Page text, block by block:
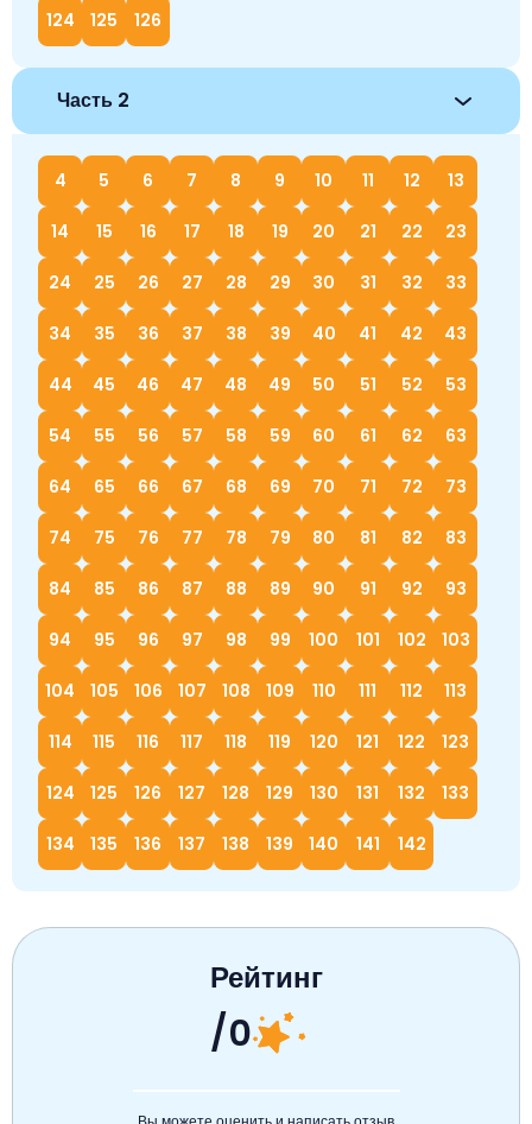
124 125 126
Часть 2
4 5 6 7 8 9 10 11 12 13
14 15 16 17 18 19 20 21 22 23
24 25 26 27 28 29 30 31 32 33
34 35 36 37 38 39 40 41 42 43
44 45 46 47 48 49 50 51 52 53
54 55 56 57 58 59 60 61 62 63
64 65 66 67 68 69 70 71 72 73
74 75 76 77 78 79 80 81 82 83
84 85 86 87 88 89 90 91 92 93
94 95 96 97 98 99 100 101 102 103
104 105 106 107 108 109 110 111 112 113
114 115 116 117 118 119 120 121 122 123
124 125 126 127 128 129 130 131 132 133
134 135 136 137 138 139 140 141 142
Рейтинг
/0